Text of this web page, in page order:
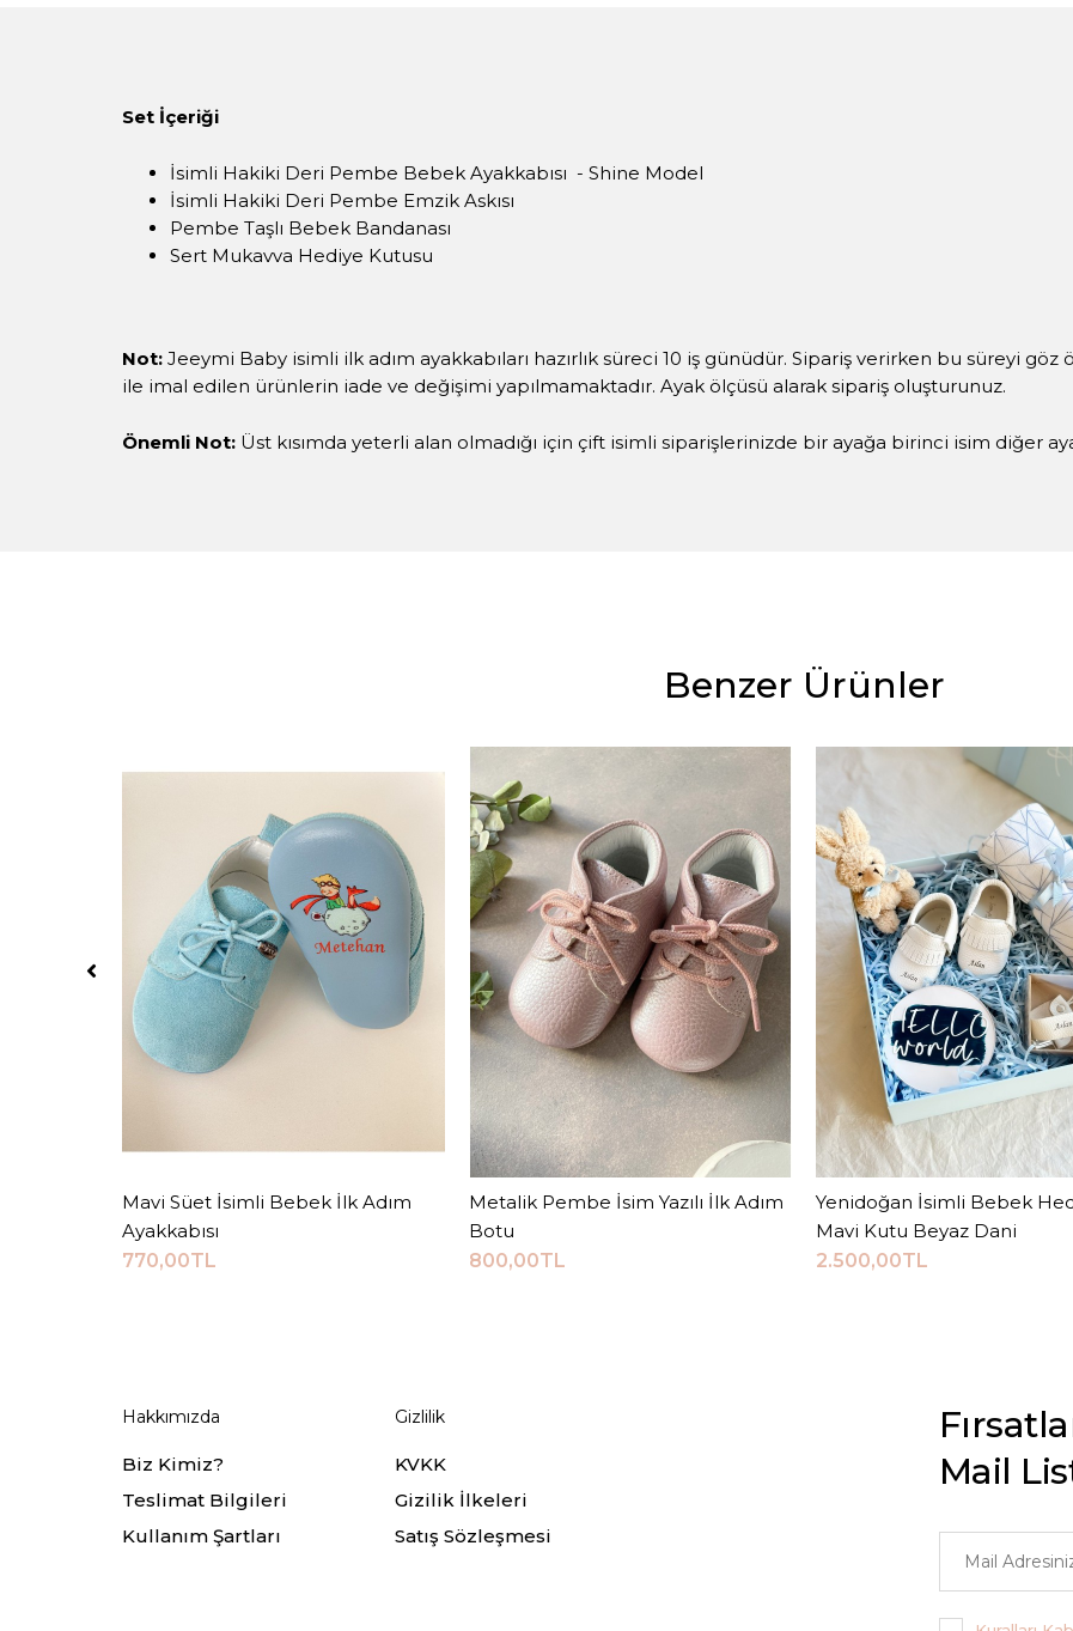
Set İçeriği
İsimli Hakiki Deri Pembe Bebek Ayakkabısı - Shine Model
İsimli Hakiki Deri Pembe Emzik Askısı
Pembe Taşlı Bebek Bandanası
Sert Mukavva Hediye Kutusu
Not: Jeeymi Baby isimli ilk adım ayakkabıları hazırlık süreci 10 iş günüdür. Sipariş verirken bu süreyi göz
ile imal edilen ürünlerin iade ve değişimi yapılmamaktadır. Ayak ölçüsü alarak sipariş oluşturunuz.
Önemli Not: Üst kısımda yeterli alan olmadığı için çift isimli siparişlerinizde bir ayağa birinci isim diğer
Benzer Ürünler
Sepete Ekle
Mavi Süet İsimli Bebek İlk Adım
Ayakkabısı
770,00TL
Sepete Ekle
Metalik Pembe İsim Yazılı İlk Adım
Botu
800,00TL
Sepete Ekle
Yenidoğan İsimli Bebek
Mavi Kutu Beyaz Dani
2.500,00TL
Hakkımızda
Biz Kimiz?
Teslimat Bilgileri
Kullanım Şartları
Gizlilik
KVKK
Gizilik İlkeleri
Satış Sözleşmesi
Mail